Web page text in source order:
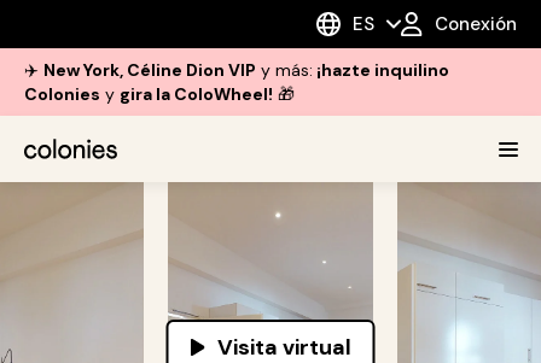
ES Conexión
✈️ New York, Céline Dion VIP y más: ¡hazte inquilino
Colonies y gira la ColoWheel! 🎁
Visita virtual